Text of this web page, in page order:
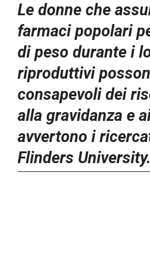
Le donne che
farmaci popolari
di peso durante i
riproduttivi
consapevoli dei
alla gravidanza e
avvertono i
Flinders University.